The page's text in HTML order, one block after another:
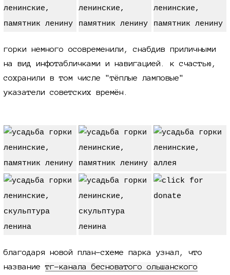
горки немного осовременили, снабдив приличными
на вид инфотабличками и навигацией. к счастью,
сохранили в том числе "тёплые ламповые"
указатели советских времён.
благодаря новой план-схеме парка узнал, что
названиетг-канала бесноватого ольшанского